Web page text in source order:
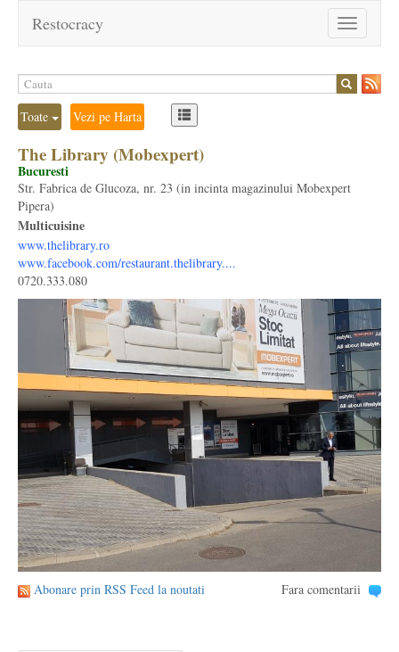
Toggle
navigation
Restocracy
Toate Vezi pe Harta
The Library (Mobexpert)
Bucuresti
Str. Fabrica de Glucoza, nr. 23 (in incinta magazinului Mobexpert
Pipera)
Multicuisine
www.thelibrary.ro
www.facebook.com/restaurant.thelibrary....
0720.333.080
Abonare prin RSS Feed la noutati Fara comentarii